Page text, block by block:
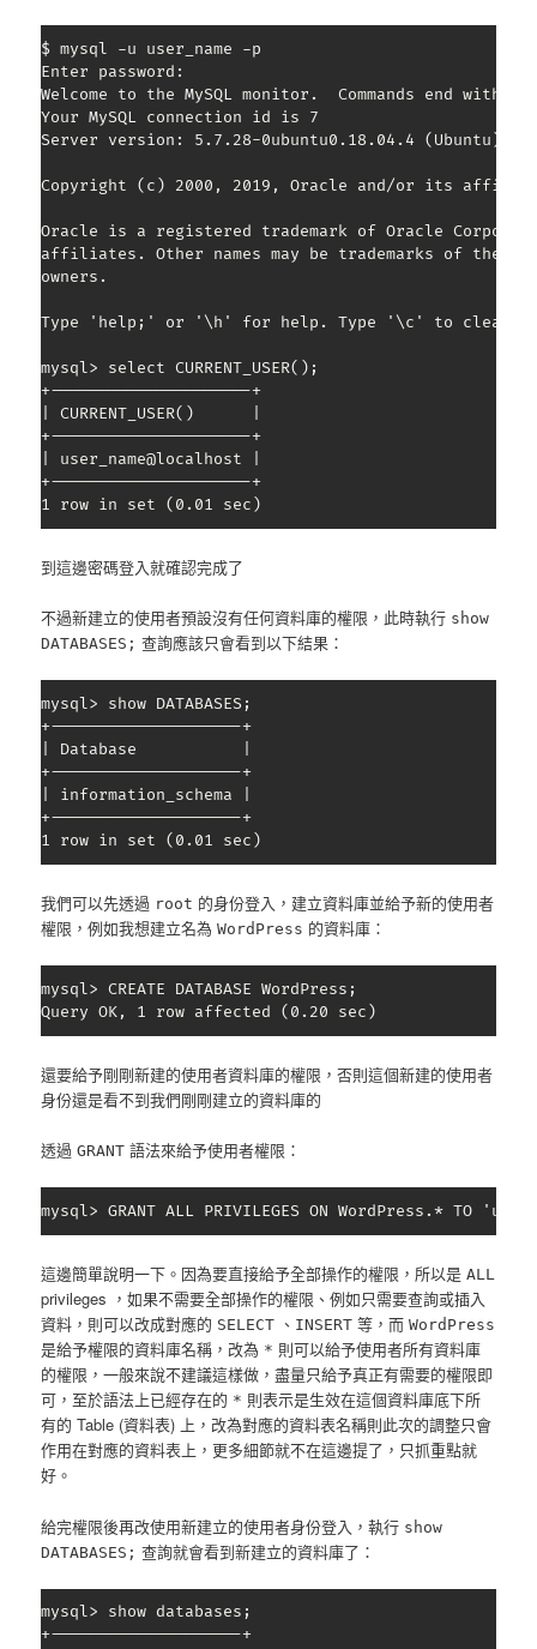
$ mysql -u user_name -p
Enter password:
Welcome to the MySQL monitor.  Commands end with
Your MySQL connection id is 7
Server version: 5.7.28-0ubuntu0.18.04.4 (Ubuntu)
Copyright (c) 2000, 2019, Oracle and/or its
Oracle is a registered trademark of Oracle
affiliates. Other names may be trademarks of their
owners.
Type 'help;' or '\h' for help. Type '\c' to clear
mysql> select CURRENT_USER();
+---------------------+
| CURRENT_USER()      |
+---------------------+
| user_name@localhost |
+---------------------+
1 row in set (0.01 sec)
到這邊密碼登入就確認完成了
不過新建立的使用者預設沒有任何資料庫的權限，此時執行 show
DATABASES; 查詢應該只會看到以下結果：
mysql> show DATABASES;
+--------------------+
| Database           |
+--------------------+
| information_schema |
+--------------------+
1 row in set (0.01 sec)
我們可以先透過 root 的身份登入，建立資料庫並給予新的使用者
權限，例如我想建立名為WordPress 的資料庫：
mysql> CREATE DATABASE WordPress;
Query OK, 1 row affected (0.20 sec)
還要給予剛剛新建的使用者資料庫的權限，否則這個新建的使用者
身份還是看不到我們剛剛建立的資料庫的
透過GRANT 語法來給予使用者權限：
mysql> GRANT ALL PRIVILEGES ON WordPress.* TO
這邊簡單說明一下。因為要直接給予全部操作的權限，所以是ALL
privileges ，如果不需要全部操作的權限、例如只需要查詢或插入
資料，則可以改成對應的 SELECT 、 INSERT 等，而WordPress
是給予權限的資料庫名稱，改為 * 則可以給予使用者所有資料庫
的權限，一般來說不建議這樣做，盡量只給予真正有需要的權限即
可，至於語法上已經存在的 * 則表示是生效在這個資料庫底下所
有的 Table (資料表) 上，改為對應的資料表名稱則此次的調整只會
作用在對應的資料表上，更多細節就不在這邊提了，只抓重點就
好。
給完權限後再改使用新建立的使用者身份登入，執行 show
DATABASES; 查詢就會看到新建立的資料庫了：
mysql> show databases;
+--------------------+